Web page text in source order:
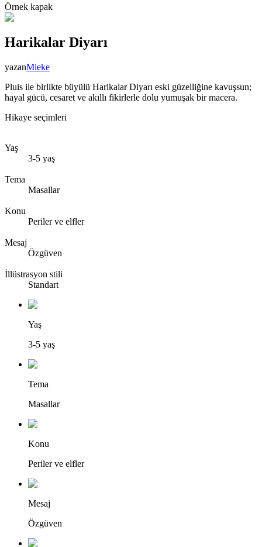
Örnek kapak
Harikalar Diyarı
yazanMieke
Pluis ile birlikte büyülü Harikalar Diyarı eski güzelliğine kavuşsun;
hayal gücü, cesaret ve akıllı fikirlerle dolu yumuşak bir macera.
Hikaye seçimleri
Yaş
3-5 yaş
Tema
Masallar
Konu
Periler ve elfler
Mesaj
Özgüven
İllüstrasyon stili
Standart
Yaş
3-5 yaş
Tema
Masallar
Konu
Periler ve elfler
Mesaj
Özgüven